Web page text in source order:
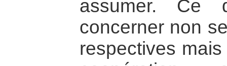
assumer. Ce
concerner non
respectives